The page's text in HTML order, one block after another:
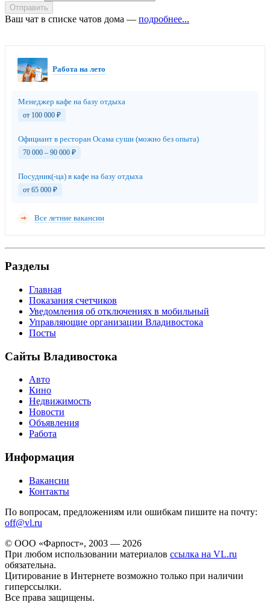
Отправить
Ваш чат в списке чатов дома — подробнее...
Работа на лето
Менеджер кафе на базу отдыха
от 100 000 ₽
Официант в ресторан Осама суши (можно без опыта)
70 000 – 90 000 ₽
Посудник(-ца) в кафе на базу отдыха
от 65 000 ₽
Все летние вакансии
Разделы
Главная
Показания счетчиков
Уведомления об отключениях в мобильный
Управляющие организации Владивостока
Посты
Сайты Владивостока
Авто
Кино
Недвижимость
Новости
Объявления
Работа
Информация
Вакансии
Контакты
По вопросам, предложениям или ошибкам пишите на почту:
off@vl.ru
© ООО «Фарпост», 2003 — 2026
При любом использовании материалов ссылка на VL.ru
обязательна.
Цитирование в Интернете возможно только при наличии
гиперссылки.
Все права защищены.